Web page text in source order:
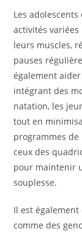
Les
activités
leurs muscles,
pauses
également
intégrant des
natation, les
tout en
programmes
ceux des
pour maintenir
souplesse.
Il est
comme des